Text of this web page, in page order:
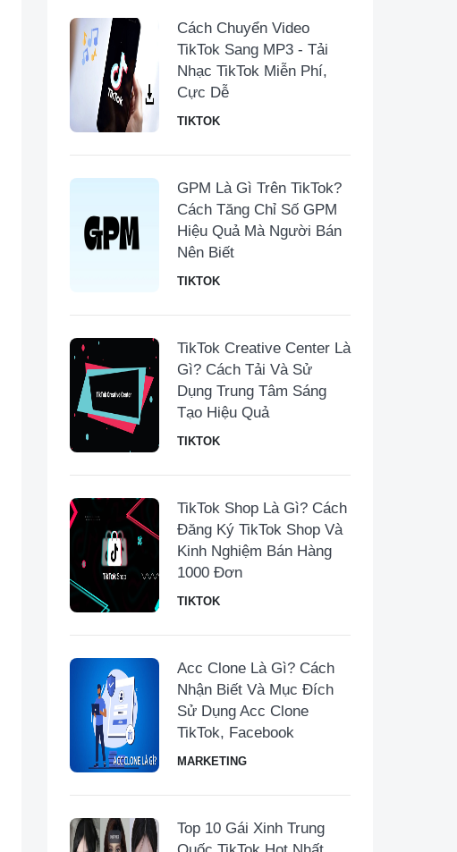
Cách Chuyển Video
TikTok Sang MP3 - Tải
Nhạc TikTok Miễn Phí,
Cực Dễ
TIKTOK
GPM Là Gì Trên TikTok?
Cách Tăng Chỉ Số GPM
Hiệu Quả Mà Người Bán
Nên Biết
TIKTOK
TikTok Creative Center Là
Gì? Cách Tải Và Sử
Dụng Trung Tâm Sáng
Tạo Hiệu Quả
TIKTOK
TikTok Shop Là Gì? Cách
Đăng Ký TikTok Shop Và
Kinh Nghiệm Bán Hàng
1000 Đơn
TIKTOK
Acc Clone Là Gì? Cách
Nhận Biết Và Mục Đích
Sử Dụng Acc Clone
TikTok, Facebook
MARKETING
Top 10 Gái Xinh Trung